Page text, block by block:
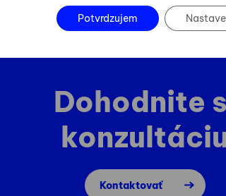
Dohodnite
Kontaktovať
Potvrdzujem